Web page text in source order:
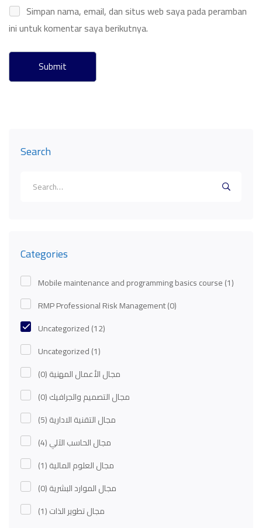
Search
Categories
Mobile maintenance and programming basics course(1)
RMP Professional Risk Management(0)
Uncategorized(12)
Uncategorized(1)
مجال الأعمال المهنية(0)
مجال التصميم والجرافيك(0)
مجال التقنية الادارية(5)
مجال الحاسب الآلي(4)
مجال العلوم المالية(1)
مجال الموارد البشرية(0)
مجال تطوير الذات(1)
Simpan nama, email, dan situs web saya pada peramban
ini untuk komentar saya berikutnya.